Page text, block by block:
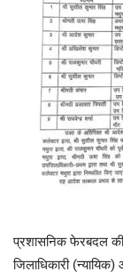
​प्रशासनिक फेरबदल
जिलाधिकारी